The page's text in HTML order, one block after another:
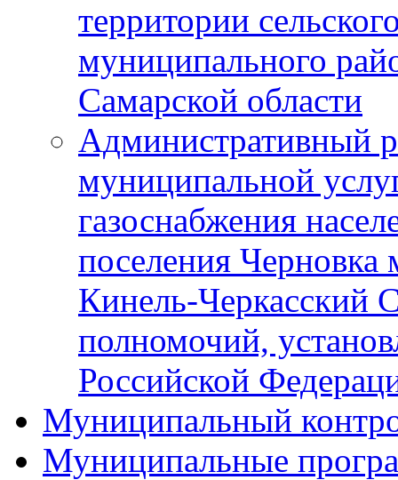
территории
муниципального
Самарской области
Административный
муниципальной
газоснабжения
поселения Черновка
Кинель-Черкасский
полномочий,
Российской
Муниципальный
Муниципальные